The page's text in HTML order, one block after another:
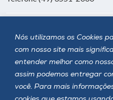
Nós utilizamos os Cookies
com nosso site mais
entender melhor como
assim podemos entregar
você. Para mais
Siga a Unoesc